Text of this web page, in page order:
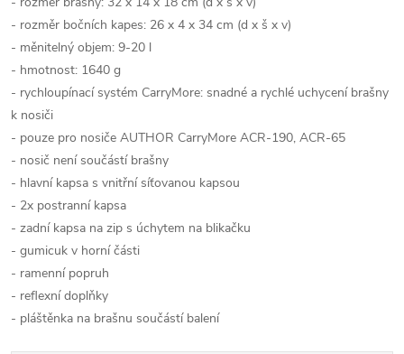
- rozměr bočních kapes: 26 x 4 x 34 cm (d x š x v)
- měnitelný objem: 9-20 l
- hmotnost: 1640 g
- rychloupínací systém CarryMore: snadné a rychlé uchycení brašny
k nosiči
- pouze pro nosiče AUTHOR CarryMore ACR-190, ACR-65
- nosič není součástí brašny
- hlavní kapsa s vnitřní síťovanou kapsou
- 2x postranní kapsa
- zadní kapsa na zip s úchytem na blikačku
- gumicuk v horní části
- ramenní popruh
- reflexní doplňky
- pláštěnka na brašnu součástí balení